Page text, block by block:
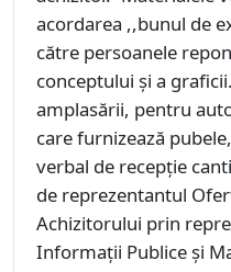
acordarea ,,bunul de
către persoanele
conceptului şi a
amplasării, pentru
care furnizează
verbal de recepţie
de reprezentantul
Achizitorului prin
Informaţii Publice şi